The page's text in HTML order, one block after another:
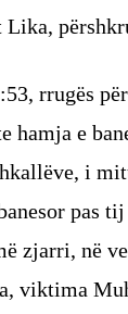
rrugës
e
i
pas
zjarri, në
viktima